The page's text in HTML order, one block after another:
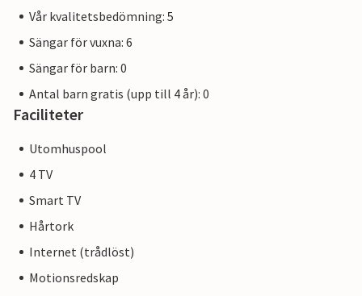
Vår kvalitetsbedömning: 5
Sängar för vuxna: 6
Sängar för barn: 0
Antal barn gratis (upp till 4 år): 0
Faciliteter
Utomhuspool
4 TV
Smart TV
Hårtork
Internet (trådlöst)
Motionsredskap